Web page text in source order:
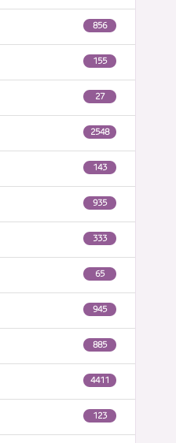
856
155
27
2548
143
935
333
65
945
885
4411
123